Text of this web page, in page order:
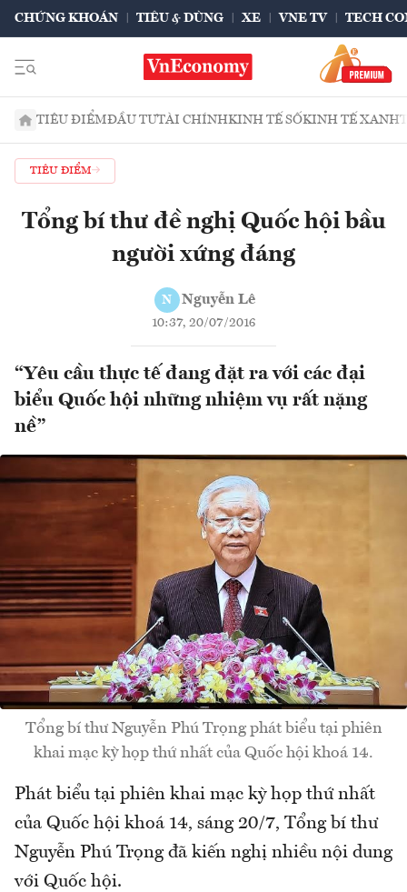
CHỨNG KHOÁN TIÊU & DÙNG XE VNE TV TECH
TIÊU ĐIỂMĐẦU TƯTÀI CHÍNHKINH TẾ SỐKINH TẾ XANH
TIÊU ĐIỂM
Tổng bí thư đề nghị Quốc hội bầu
người xứng đáng
N Nguyễn Lê
10:37, 20/07/2016
“Yêu cầu thực tế đang đặt ra với các đại
biểu Quốc hội những nhiệm vụ rất nặng
nề”
Tổng bí thư Nguyễn Phú Trọng phát biểu tại phiên
khai mạc kỳ họp thứ nhất của Quốc hội khoá 14.
Phát biểu tại phiên khai mạc kỳ họp thứ nhất
của Quốc hội khoá 14, sáng 20/7, Tổng bí thư
Nguyễn Phú Trọng đã kiến nghị nhiều nội dung
với Quốc hội.